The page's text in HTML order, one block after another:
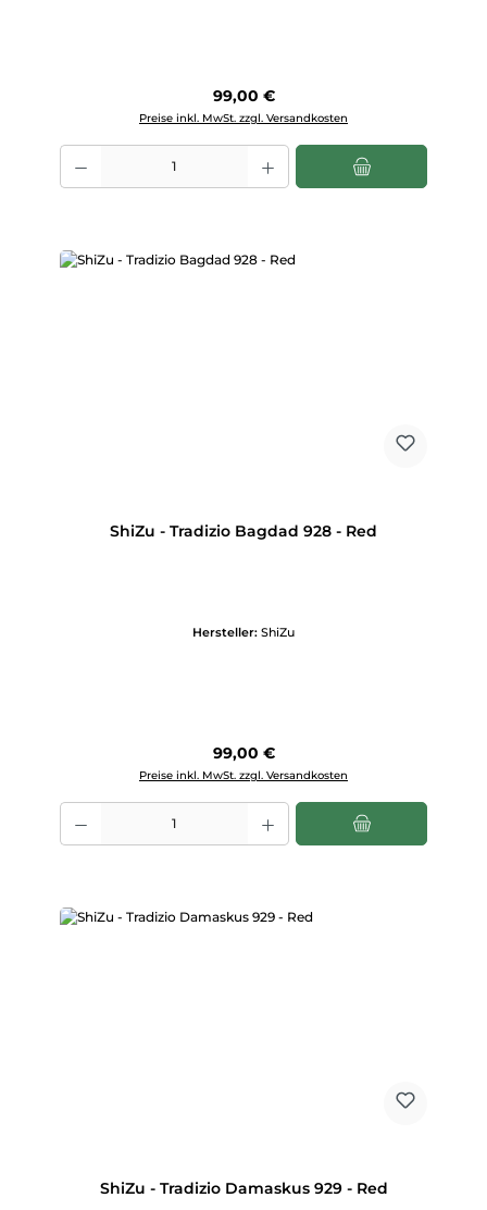
Regulärer Preis:
99,00 €
Preise inkl. MwSt. zzgl. Versandkosten
Produkt Anzahl: Gib den gewünschten Wert ein oder benutze die
ShiZu - Tradizio Bagdad 928 - Red
Hersteller: ShiZu
Regulärer Preis:
99,00 €
Preise inkl. MwSt. zzgl. Versandkosten
Produkt Anzahl: Gib den gewünschten Wert ein oder benutze die
ShiZu - Tradizio Damaskus 929 - Red